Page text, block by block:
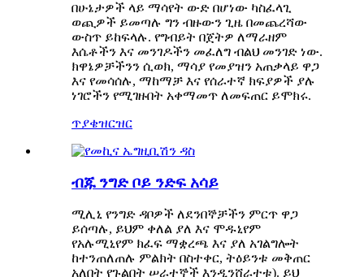
በሁኔታዎች ላይ ማሳየት ውድ በሆነው ካስፈላጊ
ወጪዎች ይመጣሉ ግን ብዙውን ጊዜ በመጨረሻው
ውስጥ ይከፍላሉ. የግብይት በጀትዎ ለማራዘም
እሴቶችን እና መንገዶችን መፈለግ ብልህ መንገድ ነው.
ክዋኔዎቻችንን ሲወክ, ማሳያ የመያዝን አጠቃላይ ዋጋ
እና የመሳሰሉ, ማከማቻ እና የሰራተኛ ክፍያዎች ያሉ
ነገሮችን የሚገዙበት አቀማመጥ ለመፍጠር ይሞክሩ.
ጥያቄዝርዝር
ብጁ ንግድ ቦይ ንድፍ አሳይ
ሚሊኒ የንግድ ዳቦዎች ለደንበኞቻችን ምርጥ ዋጋ
ይሰጣሉ, ይህም ቀለል ያለ እና ሞዱኒየም
የአሉሚኒየም ክፈፍ ማቋረጫ እና ያለ አገልግሎት
ከተንጠለጠሉ ምልክት በስተቀር, ትዕይንቱ መቅጠር
አለበት የጉልበት ሠራተኞች እንዲንሸራተቱ). ይህ